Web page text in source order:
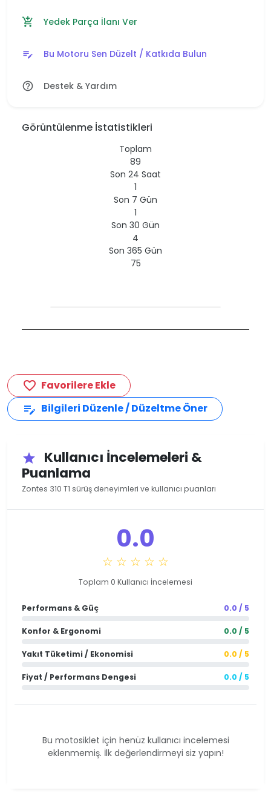
add_shopping_cart Yedek Parça İlanı Ver
edit_note Bu Motoru Sen Düzelt / Katkıda Bulun
help_outline Destek & Yardım
Görüntülenme İstatistikleri
Toplam
89
Son 24 Saat
1
Son 7 Gün
1
Son 30 Gün
4
Son 365 Gün
75
favorite_border Favorilere Ekle
edit_note Bilgileri Düzenle / Düzeltme Öner
star
Kullanıcı İncelemeleri &
Puanlama
Zontes 310 T1 sürüş deneyimleri ve kullanıcı puanları
0.0
☆ ☆ ☆ ☆ ☆
Toplam 0 Kullanıcı İncelemesi
Performans & Güç 0.0 / 5
Konfor & Ergonomi 0.0 / 5
Yakıt Tüketimi / Ekonomisi 0.0 / 5
Fiyat / Performans Dengesi 0.0 / 5
Bu motosiklet için henüz kullanıcı incelemesi
eklenmemiş. İlk değerlendirmeyi siz yapın!